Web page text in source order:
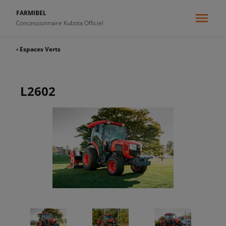
FARMIBEL
Concessionnaire Kubota Officiel
‹ Espaces Verts
L2602